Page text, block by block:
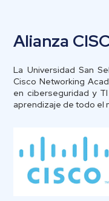
Alianza
La Universidad San
Cisco Networking
en ciberseguridad y
aprendizaje de todo el